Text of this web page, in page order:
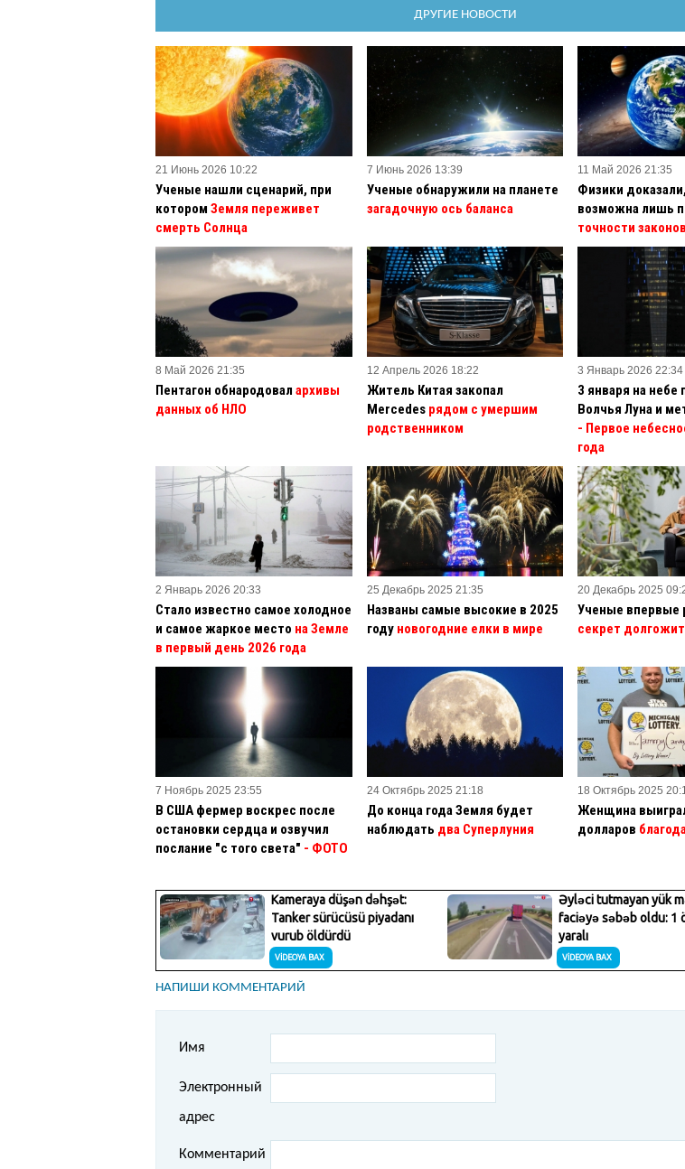
ДРУГИЕ НОВОСТИ
21 Июнь 2026 10:22
Ученые нашли сценарий, при
котором Земля переживет
смерть Солнца
7 Июнь 2026 13:39
Ученые обнаружили на планете
загадочную ось баланса
11 Май 2026 21:35
Физики
возможна лишь
точности
8 Май 2026 21:35
Пентагон обнародовал архивы
данных об НЛО
12 Апрель 2026 18:22
Житель Китая закопал
Mercedesрядом с умершим
родственником
3 Январь 2026 22:34
3 января на небе
Волчья Луна и
- Первое
года
2 Январь 2026 20:33
Стало известно самое холодное
и самое жаркое место на Земле
в первый день 2026 года
25 Декабрь 2025 21:35
Названы самые высокие в 2025
годуновогодние елки в мире
20 Декабрь 2025
Ученые впервые
секрет
7 Ноябрь 2025 23:55
В США фермер воскрес после
остановки сердца и озвучил
послание "с того света" - ФОТО
24 Октябрь 2025 21:18
До конца года Земля будет
наблюдать два Суперлуния
18 Октябрь 2025
Женщина
долларов
НАПИШИ КОММЕНТАРИЙ
Имя
Электронный
адрес
Комментарий